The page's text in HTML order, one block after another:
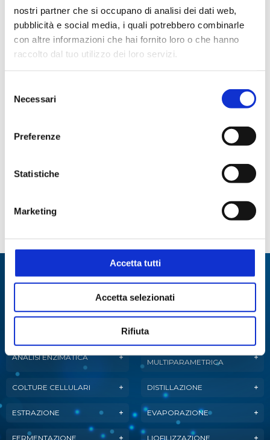
nostri partner che si occupano di analisi dei dati web,
pubblicità e social media, i quali potrebbero combinarle
con altre informazioni che hai fornito loro o che hanno
raccolto dal tuo utilizzo dei loro servizi.
delNecessari
Preferenze
Statistiche
Marketing
Accetta tutti
Accetta selezionati
Rifiuta
Analisi alimenti Analisi del vino
Analisi delle acque Batteriologia
Concentrazione Manipolazione liquidi
Reazione
NOMINALE
Specialisti in:
Abbiamo sviluppato soluzioni, tecnologie e
strumenti per diverse applicazioni.
ANALISI ENZIMATICA
MULTIPARAMETRICA
COLTURE CELLULARI DISTILLAZIONE
ESTRAZIONE EVAPORAZIONE
FERMENTAZIONE LIOFILIZZAZIONE